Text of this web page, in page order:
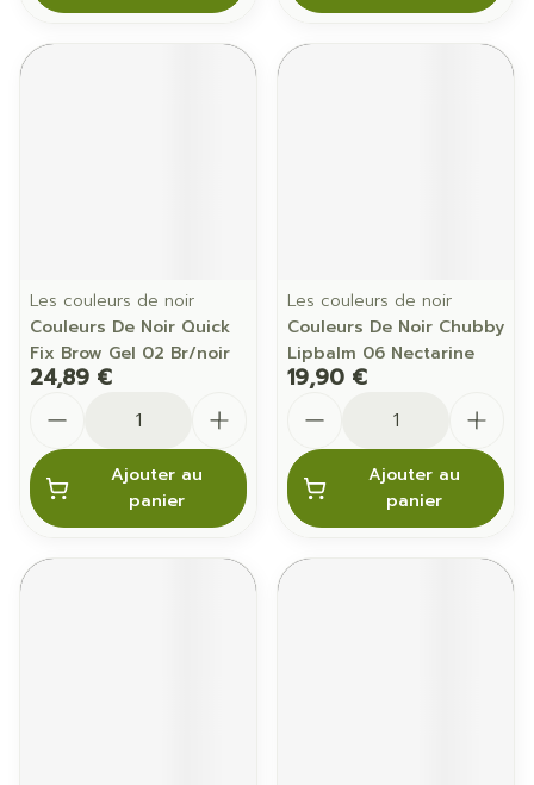
Les couleurs de noir
Couleurs De Noir Quick
Fix Brow Gel 02 Br/noir
24,89 €
Ajouter au
panier
Les couleurs de noir
Couleurs De Noir Chubby
Lipbalm 06 Nectarine
19,90 €
Ajouter au
panier